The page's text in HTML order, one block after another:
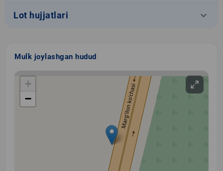
Lot hujjatlari keyboard_arrow_down
Mulk joylashgan hudud
+
−